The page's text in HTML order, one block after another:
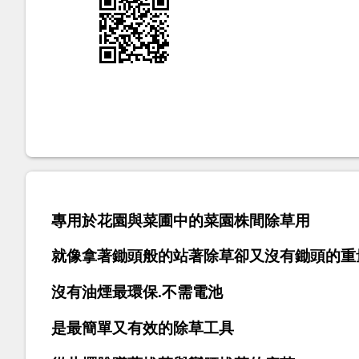
專用於花園與菜圃中的菜園株間除草用
就像拿著鋤頭般的站著除草卻又沒有鋤頭的重
沒有油煙最環保.不需電池
是最簡單又有效的除草工具